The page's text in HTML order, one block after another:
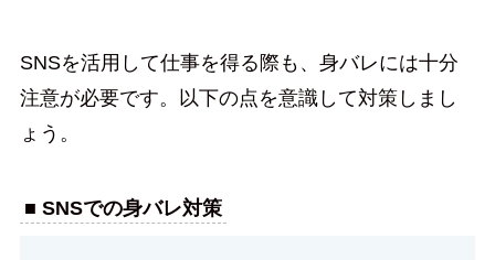
SNSを活用して仕事を得る際も、身バレには十分
注意が必要です。以下の点を意識して対策しまし
ょう。
■ SNSでの身バレ対策